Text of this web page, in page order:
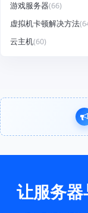
游戏服务器(66)
虚拟机卡顿解决方法
云主机(60)
让服务